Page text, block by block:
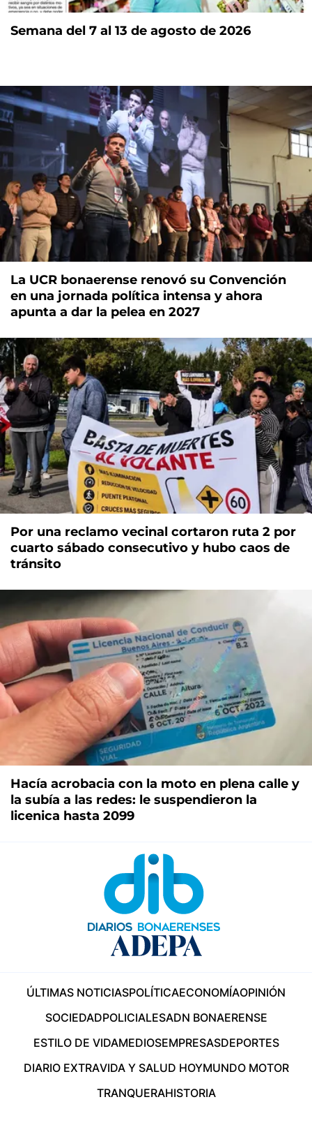
Semana del 7 al 13 de agosto de 2026
La UCR bonaerense renovó su Convención
en una jornada política intensa y ahora
apunta a dar la pelea en 2027
Por una reclamo vecinal cortaron ruta 2 por
cuarto sábado consecutivo y hubo caos de
tránsito
Hacía acrobacia con la moto en plena calle y
la subía a las redes: le suspendieron la
licenica hasta 2099
ÚLTIMAS NOTICIASPOLÍTICAECONOMÍAOPINIÓN
SOCIEDADPOLICIALESADN BONAERENSE
ESTILO DE VIDAMEDIOSEMPRESASDEPORTES
DIARIO EXTRAVIDA Y SALUD HOYMUNDO MOTOR
TRANQUERAHISTORIA